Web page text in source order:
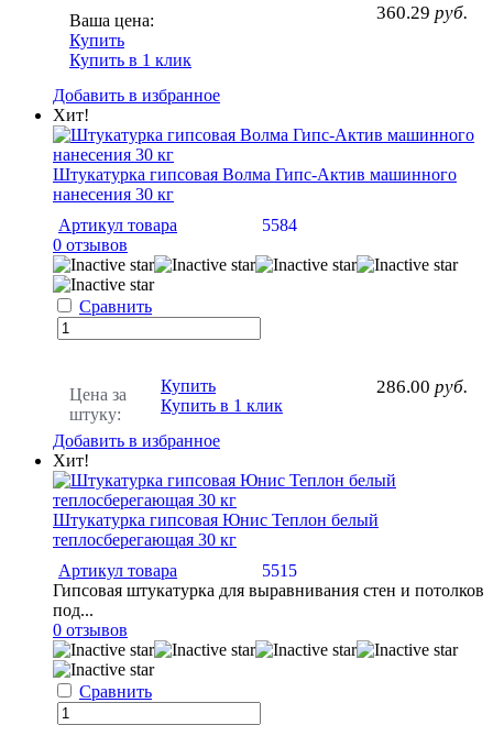
Ваша цена: 360.29 руб.
Купить
Купить в 1 клик
Добавить в избранное
Хит!
Штукатурка гипсовая Волма Гипс-Актив машинного
нанесения 30 кг
Артикул товара
5584
0 отзывов
Сравнить
Цена за
штуку:
286.00 руб.
Купить
Купить в 1 клик
Добавить в избранное
Хит!
Штукатурка гипсовая Юнис Теплон белый
теплосберегающая 30 кг
Артикул товара
5515
Гипсовая штукатурка для выравнивания стен и потолков
под...
0 отзывов
Сравнить